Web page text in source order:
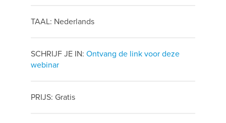
TAAL: Nederlands
SCHRIJF JE IN: Ontvang de link voor deze
webinar
PRIJS: Gratis